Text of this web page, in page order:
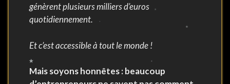
génèrent plusieurs milliers d’euros
quotidiennement.
Et c’est accessible à tout le monde !
Mais soyons honnêtes : beaucoup